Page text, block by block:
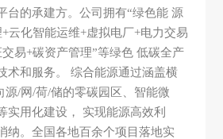
台的承建方。公司拥有“绿色能 源
云化智能运维+虚拟电厂+电力交易
易+碳资产管理”等绿色 低碳全产
术和服务。 综合能源通过涵盖横
源/网/荷/储的零碳园区、智能微
实用化建设， 实现能源高效利
纳。全国各地百余个项目落地实